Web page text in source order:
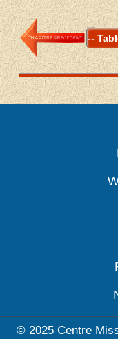
© 2025 Centre